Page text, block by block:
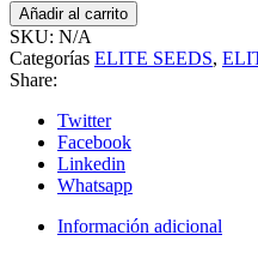
Añadir al carrito
SKU: N/A
Categorías ELITE SEEDS,
Share:
Twitter
Facebook
Linkedin
Whatsapp
Información adicional